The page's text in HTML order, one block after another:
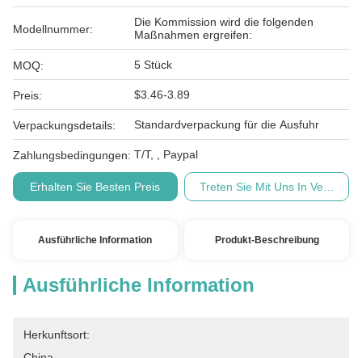
Modellnummer:
Die Kommission wird die folgenden
Maßnahmen ergreifen:
MOQ: 5 Stück
Preis: $3.46-3.89
Verpackungsdetails: Standardverpackung für die Ausfuhr
Zahlungsbedingungen: T/T, , Paypal
Erhalten Sie Besten Preis Treten Sie Mit Uns In
Ausführliche Information Produkt-Beschreibung
Ausführliche Information
Herkunftsort: